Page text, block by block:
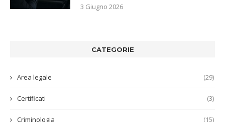
3 Giugno 2026
CATEGORIE
Area legale (29)
Certificati (3)
Criminologia (15)